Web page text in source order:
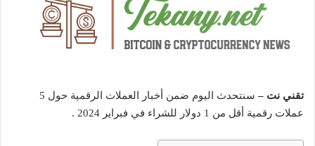
تقني نت –
سنتحدث اليوم ضمن أخبار العملات الرقمية حول 5
عملات رقمية أقل من 1 دولار للشراء في فبراير 2024 .